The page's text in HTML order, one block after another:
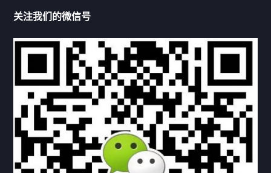
机构链接
联系方式 关于我们
下载与支持
资料下载 视频中心
常见问题
购买流程 版权条款
关注我们的微信号